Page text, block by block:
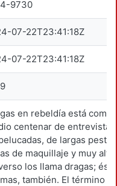
9730
07-22T23:41:18Z
07-22T23:41:18Z
en rebeldía está
centenar de
de largas
de maquillaje y muy
los llama dragas;
también. El término